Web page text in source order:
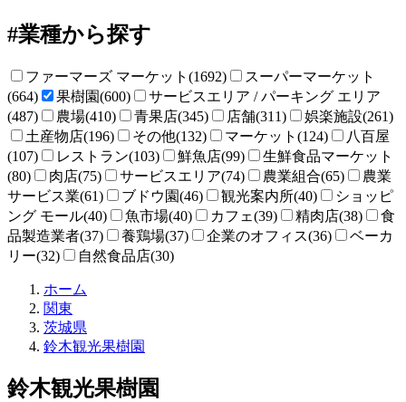
業種から探す
ファーマーズ マーケット(1692)
スーパーマーケット
(664)
果樹園(600)
サービスエリア / パーキング エリア
(487)
農場(410) 青果店(345) 店舗(311)
娯楽施設(261)
土産物店(196)
その他(132) マーケット(124)
八百屋
(107)
レストラン(103) 鮮魚店(99)
生鮮食品マーケット
(80)
肉店(75) サービスエリア(74) 農業組合(65)
農業
サービス業(61)
ブドウ園(46) 観光案内所(40)
ショッピ
ング モール(40)
魚市場(40) カフェ(39) 精肉店(38)
食
品製造業者(37)
養鶏場(37) 企業のオフィス(36)
ベーカ
リー(32)
自然食品店(30)
ホーム
ね
と
関東
茨城県
鈴木観光果樹園
鈴木観光果樹園